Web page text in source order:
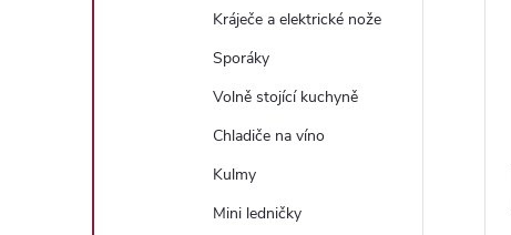
Kráječe a elektrické nože
Sporáky
Volně stojící kuchyně
Chladiče na víno
Kulmy
Mini ledničky